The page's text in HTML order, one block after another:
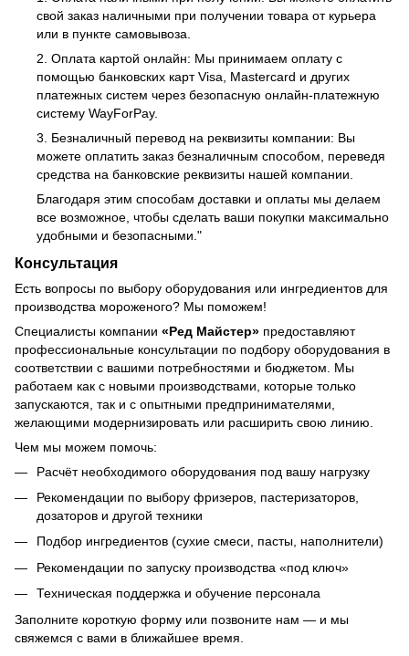
свой заказ наличными при получении товара от курьера
или в пункте самовывоза.
2. Оплата картой онлайн: Мы принимаем оплату с
помощью банковских карт Visa, Mastercard и других
платежных систем через безопасную онлайн-платежную
систему WayForPay.
3. Безналичный перевод на реквизиты компании: Вы
можете оплатить заказ безналичным способом, переведя
средства на банковские реквизиты нашей компании.
Благодаря этим способам доставки и оплаты мы делаем
все возможное, чтобы сделать ваши покупки максимально
удобными и безопасными."
Консультация
Есть вопросы по выбору оборудования или ингредиентов для
производства мороженого? Мы поможем!
Специалисты компании «Ред Майстер» предоставляют
профессиональные консультации по подбору оборудования в
соответствии с вашими потребностями и бюджетом. Мы
работаем как с новыми производствами, которые только
запускаются, так и с опытными предпринимателями,
желающими модернизировать или расширить свою линию.
Чем мы можем помочь:
Расчёт необходимого оборудования под вашу нагрузку
Рекомендации по выбору фризеров, пастеризаторов,
дозаторов и другой техники
Подбор ингредиентов (сухие смеси, пасты, наполнители)
Рекомендации по запуску производства «под ключ»
Техническая поддержка и обучение персонала
Заполните короткую форму или позвоните нам — и мы
свяжемся с вами в ближайшее время.